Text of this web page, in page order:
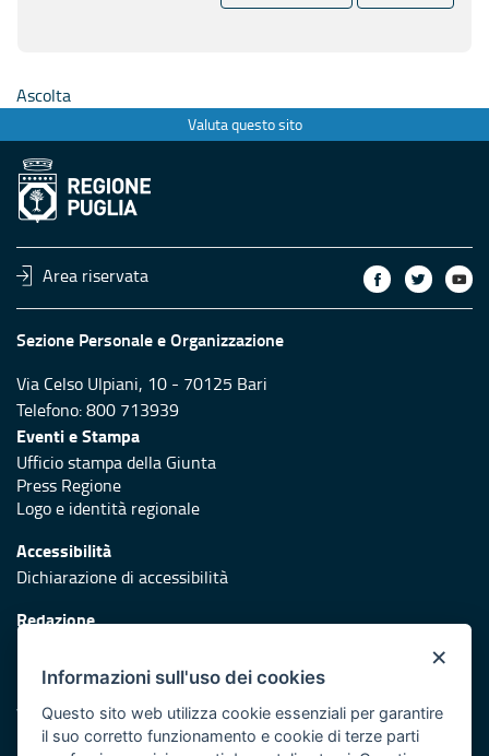
Ascolta
Valuta questo sito
Area riservata
Sezione Personale e Organizzazione
Via Celso Ulpiani, 10 - 70125 Bari
Telefono: 800 713939
Eventi e Stampa
Ufficio stampa della Giunta
Press Regione
Logo e identità regionale
Accessibilità
Dichiarazione di accessibilità
Redazione
Protezione civile
Vai al sito di Protezione Civile Puglia
×
Informazioni sull'uso dei cookies
Questo sito web utilizza cookie essenziali per garantire
il suo corretto funzionamento e cookie di terze parti